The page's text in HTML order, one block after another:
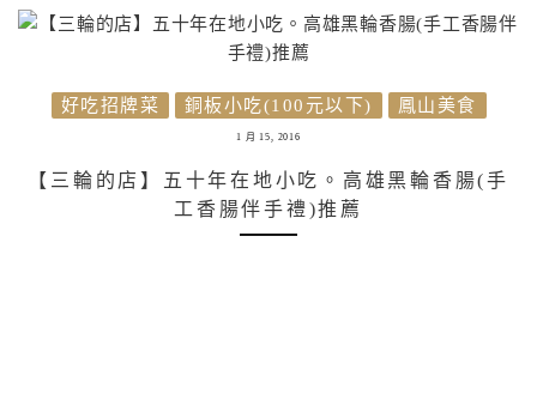
好吃招牌菜 銅板小吃(100元以下) 鳳山美食
1 月 15, 2016
【三輪的店】五十年在地小吃。高雄黑輪香腸(手
工香腸伴手禮)推薦